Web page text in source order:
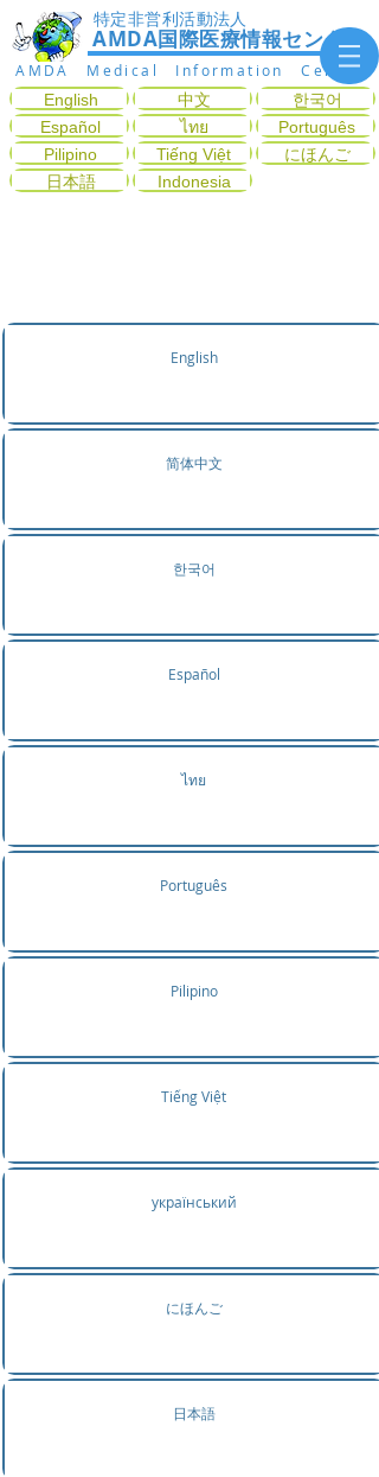
AMDA国際医療情報センター
特定非営利活動法人
AMDA Medical Information Center
English
Español
Pilipino
日本語
中文
ไทย
Tiếng Việt
Indonesia
한국어
Português
にほんご
English
简体中文
한국어
Español
ไทย
Português
Pilipino
Tiếng Việt
український
にほんご
日本語